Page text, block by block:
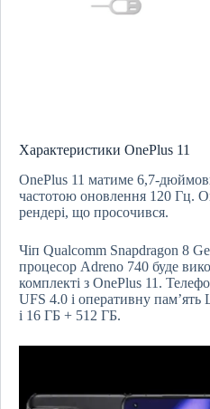
Характеристики OnePlus 11
OnePlus 11 матиме 6,7-
частотою оновлення 120 Гц.
рендері, що просочився.
Чіп Qualcomm Snapdragon 8
процесор Adreno 740 буде
комплекті з OnePlus 11.
UFS 4.0 і оперативну
і 16 ГБ + 512 ГБ.